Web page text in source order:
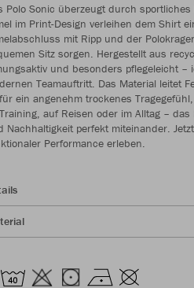
Polo Sonic überzeugt durch
im Print-Design verleihen dem Shirt
mit Ripp und der
Sitz sorgen. Hergestellt aus
und besonders pflegeleicht –
Teamauftritt. Das Material leitet
ein angenehm trockenes
auf Reisen oder im Alltag –
Nachhaltigkeit perfekt miteinander.
Performance erleben.